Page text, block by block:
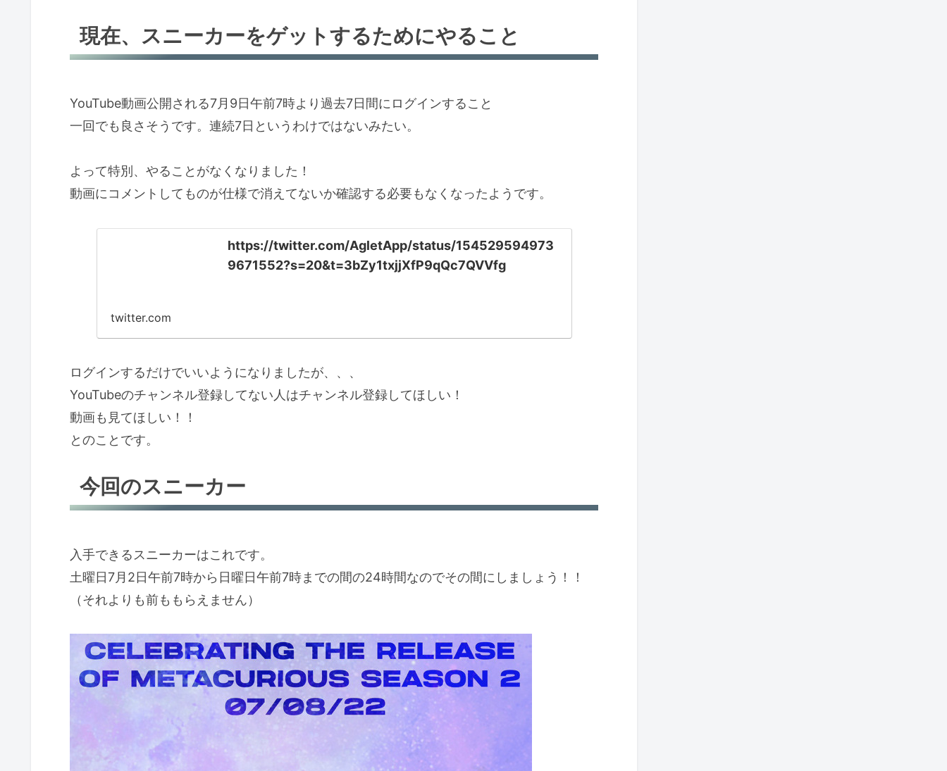
現在、スニーカーをゲットするためにやること
YouTube動画公開される7月9日午前7時より過去7日間にログインすること
一回でも良さそうです。連続7日というわけではないみたい。
よって特別、やることがなくなりました！
動画にコメントしてものが仕様で消えてないか確認する必要もなくなったようです。
https://twitter.com/AgletApp/status/154529594973
9671552?s=20&t=3bZy1txjjXfP9qQc7QVVfg
twitter.com
ログインするだけでいいようになりましたが、、、
YouTubeのチャンネル登録してない人はチャンネル登録してほしい！
動画も見てほしい！！
とのことです。
今回のスニーカー
入手できるスニーカーはこれです。
土曜日7月2日午前7時から日曜日午前7時までの間の24時間なのでその間にしましょう！！
（それよりも前ももらえません）